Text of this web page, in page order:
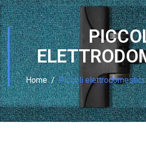
Home Piccoli elettrodomestici